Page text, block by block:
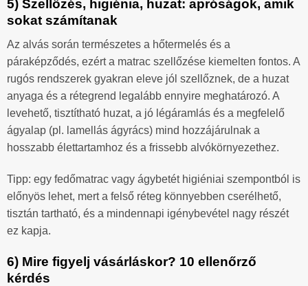
5) Szellőzés, higiénia, huzat: apróságok, amik
sokat számítanak
Az alvás során természetes a hőtermelés és a
páraképződés, ezért a matrac szellőzése kiemelten fontos. A
rugós rendszerek gyakran eleve jól szellőznek, de a huzat
anyaga és a rétegrend legalább ennyire meghatározó. A
levehető, tisztítható huzat, a jó légáramlás és a megfelelő
ágyalap (pl. lamellás ágyrács) mind hozzájárulnak a
hosszabb élettartamhoz és a frissebb alvókörnyezethez.
Tipp: egy fedőmatrac vagy ágybetét higiéniai szempontból is
előnyös lehet, mert a felső réteg könnyebben cserélhető,
tisztán tartható, és a mindennapi igénybevétel nagy részét
ez kapja.
6) Mire figyelj vásárláskor? 10 ellenőrző
kérdés